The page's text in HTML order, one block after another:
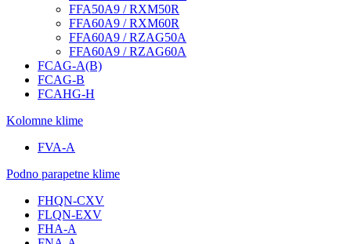
FFA50A9 / RXM50R
FFA60A9 / RXM60R
FFA60A9 / RZAG50A
FFA60A9 / RZAG60A
FCAG-A(B)
FCAG-B
FCAHG-H
Kolomne klime
FVA-A
Podno parapetne klime
FHQN-CXV
FLQN-EXV
FHA-A